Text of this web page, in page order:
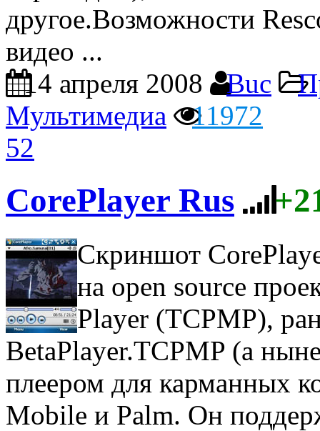
другое.Возможности
видео ...
14 апреля 2008
Buc
Мультимедиа
11972
52
CorePlayer Rus
Скриншот
на open source
Player (TCPMP),
BetaPlayer.TCPMP (а
плеером для карманных
Mobile и Palm. Он